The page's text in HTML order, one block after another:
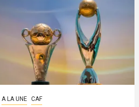
A LA UNE CAF